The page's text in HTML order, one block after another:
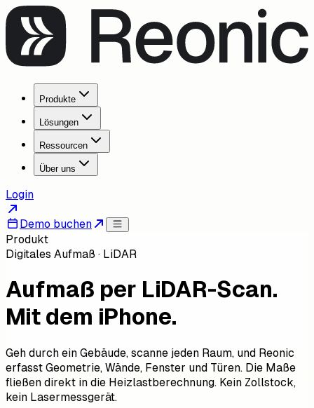
Produkte
Lösungen
Ressourcen
Über uns
Login
Demo buchen
Produkt
Digitales Aufmaß · LiDAR
Aufmaß per LiDAR-Scan.
Mit dem iPhone.
Geh durch ein Gebäude, scanne jeden Raum, und Reonic
erfasst Geometrie, Wände, Fenster und Türen. Die Maße
fließen direkt in die Heizlastberechnung. Kein Zollstock,
kein Lasermessgerät.